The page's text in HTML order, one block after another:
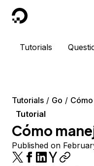
DigitalOcean
Tutorials
Tutorials Go
Tutorial
Cómo
Published on